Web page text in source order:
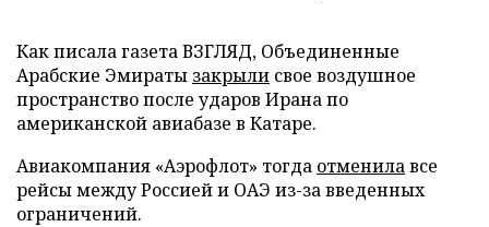
Как писала газета ВЗГЛЯД, Объединенные
Арабские Эмираты закрыли свое воздушное
пространство после ударов Ирана по
американской авиабазе в Катаре.
Авиакомпания «Аэрофлот» тогда отменилавсе
рейсы между Россией и ОАЭ из-за введенных
ограничений.